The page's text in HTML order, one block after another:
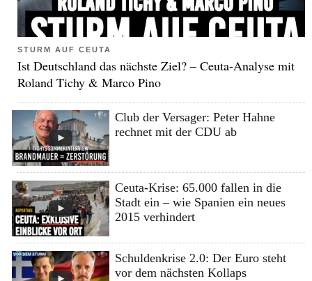
STURM AUF CEUTA
Ist Deutschland das nächste Ziel? – Ceuta-Analyse mit
Roland Tichy & Marco Pino
Club der Versager: Peter Hahne
rechnet mit der CDU ab
Ceuta-Krise: 65.000 fallen in die
Stadt ein – wie Spanien ein neues
2015 verhindert
Schuldenkrise 2.0: Der Euro steht
vor dem nächsten Kollaps